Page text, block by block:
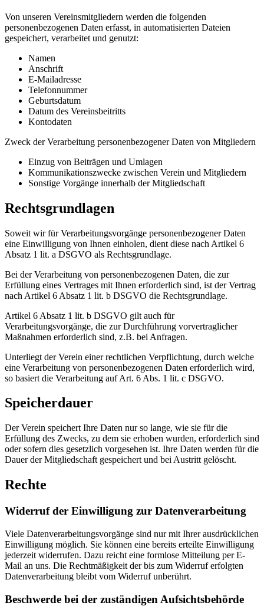
Von unseren Vereinsmitgliedern werden die folgenden
personenbezogenen Daten erfasst, in automatisierten Dateien
gespeichert, verarbeitet und genutzt:
Namen
Anschrift
E-Mailadresse
Telefonnummer
Geburtsdatum
Datum des Vereinsbeitritts
Kontodaten
Zweck der Verarbeitung personenbezogener Daten von Mitgliedern
Einzug von Beiträgen und Umlagen
Kommunikationszwecke zwischen Verein und Mitgliedern
Sonstige Vorgänge innerhalb der Mitgliedschaft
Rechtsgrundlagen
Soweit wir für Verarbeitungsvorgänge personenbezogener Daten
eine Einwilligung von Ihnen einholen, dient diese nach Artikel 6
Absatz 1 lit. a DSGVO als Rechtsgrundlage.
Bei der Verarbeitung von personenbezogenen Daten, die zur
Erfüllung eines Vertrages mit Ihnen erforderlich sind, ist der Vertrag
nach Artikel 6 Absatz 1 lit. b DSGVO die Rechtsgrundlage.
Artikel 6 Absatz 1 lit. b DSGVO gilt auch für
Verarbeitungsvorgänge, die zur Durchführung vorvertraglicher
Maßnahmen erforderlich sind, z.B. bei Anfragen.
Unterliegt der Verein einer rechtlichen Verpflichtung, durch welche
eine Verarbeitung von personenbezogenen Daten erforderlich wird,
so basiert die Verarbeitung auf Art. 6 Abs. 1 lit. c DSGVO.
Speicherdauer
Der Verein speichert Ihre Daten nur so lange, wie sie für die
Erfüllung des Zwecks, zu dem sie erhoben wurden, erforderlich sind
oder sofern dies gesetzlich vorgesehen ist. Ihre Daten werden für die
Dauer der Mitgliedschaft gespeichert und bei Austritt gelöscht.
Rechte
Widerruf der Einwilligung zur Datenverarbeitung
Viele Datenverarbeitungsvorgänge sind nur mit Ihrer ausdrücklichen
Einwilligung möglich. Sie können eine bereits erteilte Einwilligung
jederzeit widerrufen. Dazu reicht eine formlose Mitteilung per E-
Mail an uns. Die Rechtmäßigkeit der bis zum Widerruf erfolgten
Datenverarbeitung bleibt vom Widerruf unberührt.
Beschwerde bei der zuständigen Aufsichtsbehörde